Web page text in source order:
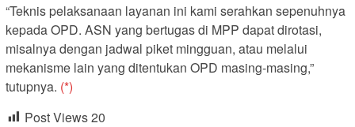
“Teknis pelaksanaan layanan ini kami serahkan sepenuhnya
kepada OPD. ASN yang bertugas di MPP dapat dirotasi,
misalnya dengan jadwal piket mingguan, atau melalui
mekanisme lain yang ditentukan OPD masing-masing,”
tutupnya. (*)
Post Views20